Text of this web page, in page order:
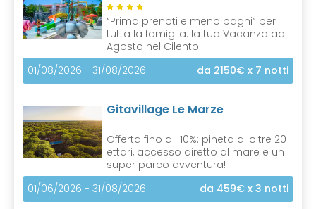
“Prima prenoti e meno paghi” per
tutta la famiglia: la tua Vacanza ad
Agosto nel Cilento!
01/08/2026 - 31/08/2026
da 2150€ x 7 notti
Gitavillage Le Marze
Offerta fino a -10%: pineta di oltre 20
ettari, accesso diretto al mare e un
super parco avventura!
01/06/2026 - 31/08/2026
da 459€ x 3 notti